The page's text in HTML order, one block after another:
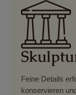
Feine Details
konservieren